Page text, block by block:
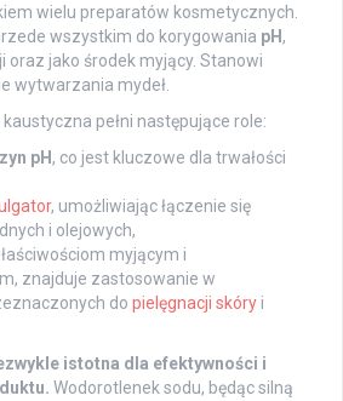
wielu preparatów kosmetycznych.
wszystkim do korygowania pH,
oraz jako środek myjący. Stanowi
wytwarzania mydeł.
pełni następujące role:
pH, co jest kluczowe dla trwałości
, umożliwiając łączenie się
i olejowych,
myjącym i
znajduje zastosowanie w
do pielęgnacji skóry i
istotna dla efektywności i
Wodorotlenek sodu, będąc silną